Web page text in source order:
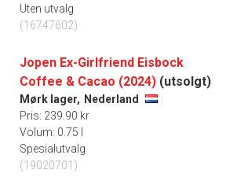
Uten utvalg
(16747602)
Jopen Ex-Girlfriend Eisbock
Coffee & Cacao (2024) (utsolgt)
Mørk lager, Nederland
Pris: 239.90 kr
Volum: 0.75 l
Spesialutvalg
(19020701)